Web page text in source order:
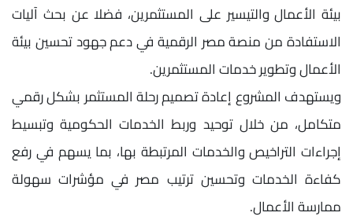
بيئة الأعمال والتيسير على المستثمرين، فضلا عن بحث آليات
الاستفادة من منصة مصر الرقمية في دعم جهود تحسين بيئة
الأعمال وتطوير خدمات المستثمرين.
ويستهدف المشروع إعادة تصميم رحلة المستثمر بشكل رقمي
متكامل، من خلال توحيد وربط الخدمات الحكومية وتبسيط
إجراءات التراخيص والخدمات المرتبطة بها، بما يسهم في رفع
كفاءة الخدمات وتحسين ترتيب مصر في مؤشرات سهولة
ممارسة الأعمال.